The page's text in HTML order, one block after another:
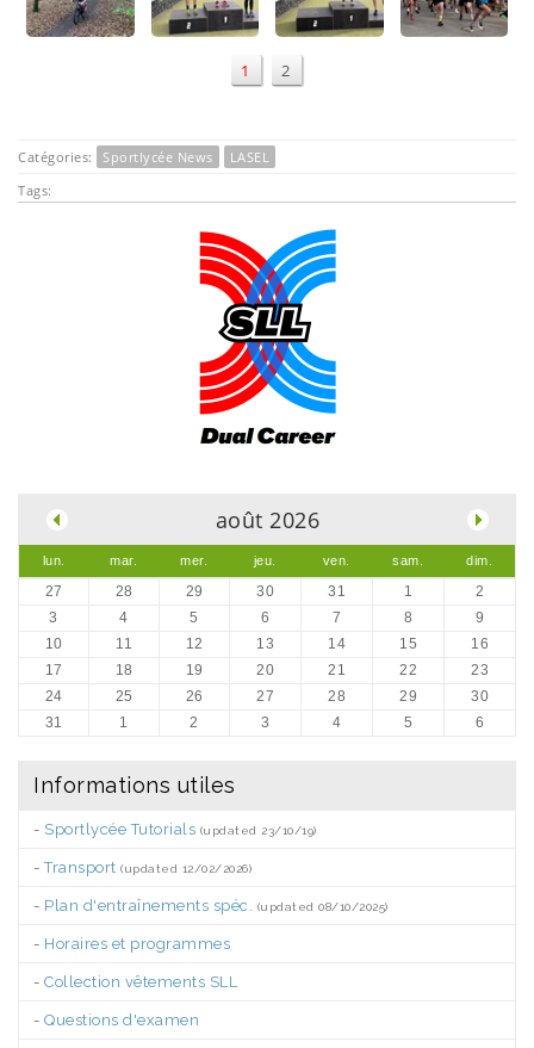
1 2
Catégories: Sportlycée News
LASEL
Tags:
août 2026
lun. mar. mer. jeu. ven. sam. dim.
27 28 29 30 31 1
2
3
4 5 6 7 8
9
10
11 12 13 14 15
16
17
18 19 20 21 22
23
24
25 26 27 28 29
30
31
1 2 3 4 5 6
Informations utiles
- Sportlycée Tutorials (updated 23/10/19)
-Transport (updated 12/02/2026)
- Plan d'entraînements spéc. (updated 08/10/2025)
- Horaires et programmes
- Collection vêtements SLL
- Questions d'examen